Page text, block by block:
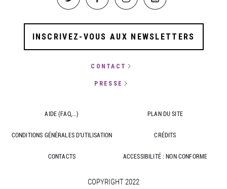
INSCRIVEZ-VOUS AUX NEWSLETTERS
CONTACT
PRESSE
AIDE (FAQ,...) PLAN DU SITE
CONDITIONS GÉNÉRALES D'UTILISATION CRÉDITS
CONTACTS ACCESSIBILITÉ : NON CONFORME
COPYRIGHT 2022